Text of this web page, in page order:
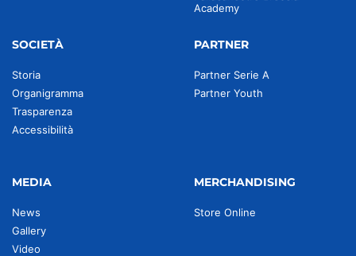
Academy
SOCIETÀ
Storia
Organigramma
Trasparenza
Accessibilità
PARTNER
Partner Serie A
Partner Youth
MEDIA
News
Gallery
Video
MERCHANDISING
Store Online